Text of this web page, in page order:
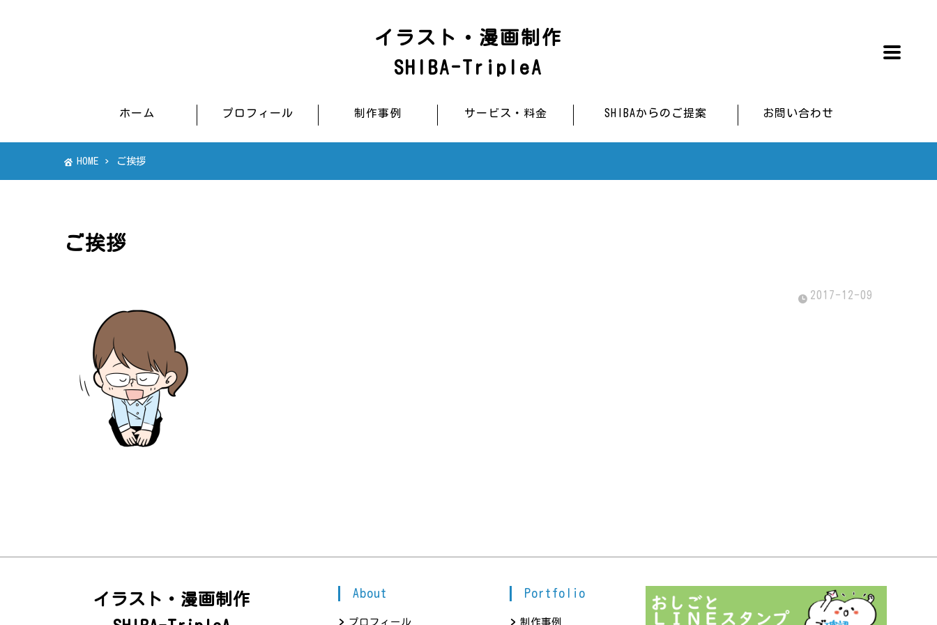
イラスト・漫画制作
SHIBA-TripleA
ホーム プロフィール 制作事例 サービス・料金 SHIBAからのご提案 お問い合わせ
HOME ご挨拶
ご挨拶
2017-12-09
イラスト・漫画制作
About
プロフィール
Portfolio
制作事例